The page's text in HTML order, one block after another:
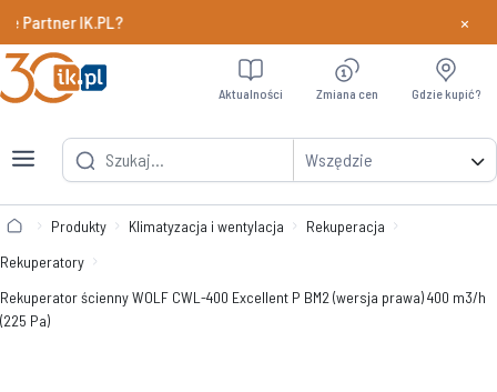
IK.PL? Dowiedz
×
Wszędzie
Aktualności Zmiana cen Gdzie kupić?
Produkty Klimatyzacja i wentylacja
Rekuperacja
Rekuperatory
Rekuperator ścienny WOLF CWL-400 Excellent P BM2 (wersja prawa) 400 m3/h
(225 Pa)